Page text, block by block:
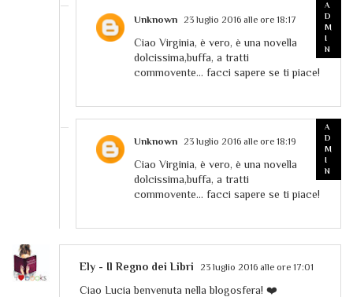
Unknown 23 luglio 2016 alle ore 18:17
Ciao Virginia, è vero, è una novella
dolcissima,buffa, a tratti
commovente... facci sapere se ti piace!
Unknown 23 luglio 2016 alle ore 18:19
Ciao Virginia, è vero, è una novella
dolcissima,buffa, a tratti
commovente... facci sapere se ti piace!
Ely - Il Regno dei Libri 23 luglio 2016 alle ore 17:01
Ciao Lucia benvenuta nella blogosfera! ❤️